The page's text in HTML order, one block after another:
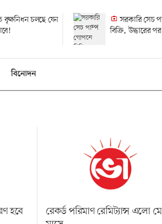
বৃক্ষনিধন চলছে যেন
সরকারি সেচ
বিক্রি, উদ্ধারের
বিনোদন
হবে
রেকর্ড পরিমাণ রেমিট্যান্স এলো মে